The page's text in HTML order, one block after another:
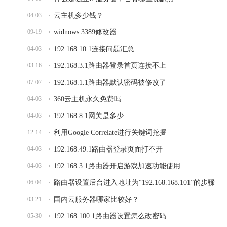
04-03 云主机多少钱？
09-19 widnows 3389修改器
04-03 192.168.10.1连接问题汇总
03-16 192.168.3.1路由器登录首页连接不上
07-07 192.168.1.1路由器默认密码被修改了
04-03 360云主机永久免费吗
04-03 192.168.8.1网关是多少
12-14 利用Google Correlate进行关键词挖掘
04-03 192.168.49.1路由器登录页面打不开
04-03 192.168.3.1路由器开启游戏加速功能使用
06-04 路由器设置后台进入地址为“192.168.168.101”的步骤
03-21 国内云服务器哪家比较好？
05-30 192.168.100.1路由器设置怎么改密码